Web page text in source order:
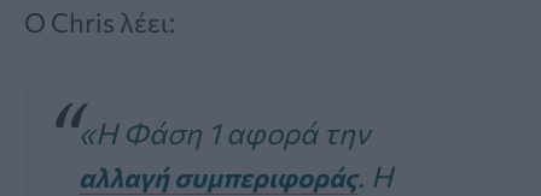
Ο Chris λέει:
«Η Φάση 1 αφορά την
αλλαγή συμπεριφοράς. Η